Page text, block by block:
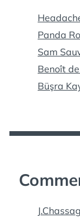
Panda
Sam
Benoît
Büşra